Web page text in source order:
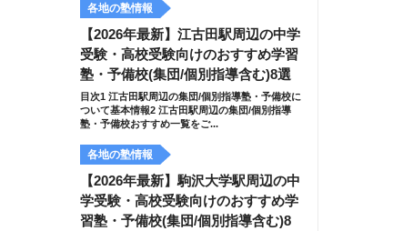
各地の塾情報
【2026年最新】江古田駅周辺の中学
受験・高校受験向けのおすすめ学習
塾・予備校(集団/個別指導含む)8選
目次1 江古田駅周辺の集団/個別指導塾・予備校に
ついて基本情報2 江古田駅周辺の集団/個別指導
塾・予備校おすすめ一覧をご...
各地の塾情報
【2026年最新】駒沢大学駅周辺の中
学受験・高校受験向けのおすすめ学
習塾・予備校(集団/個別指導含む)8